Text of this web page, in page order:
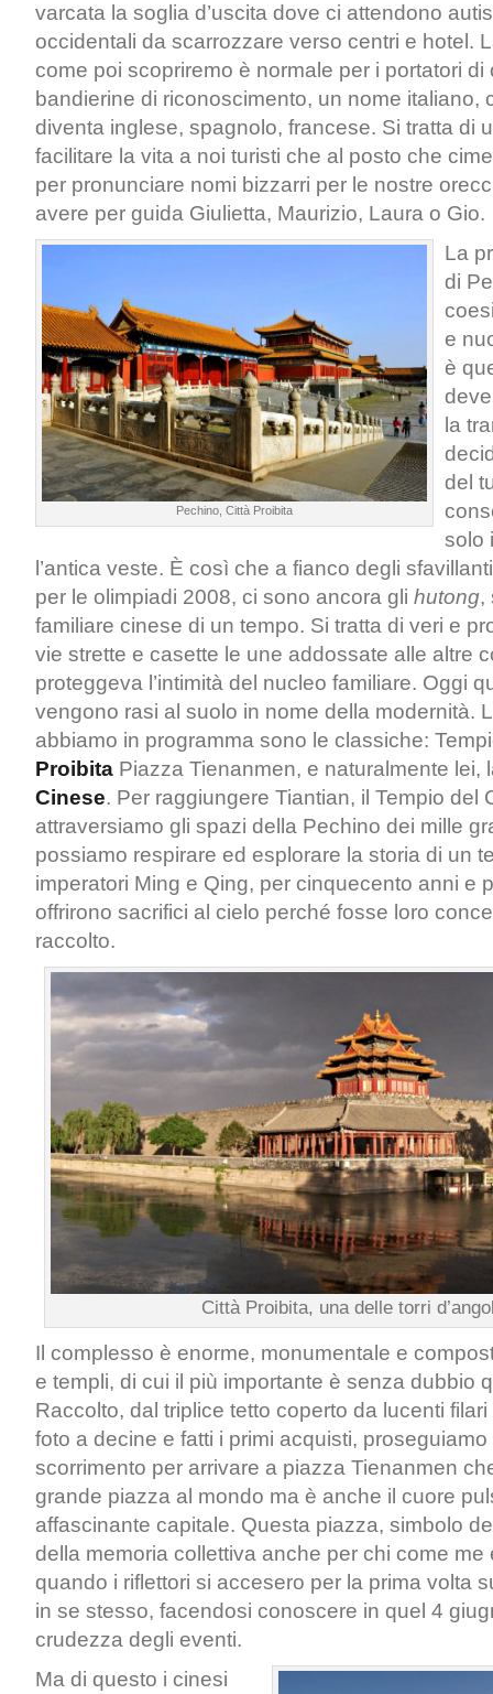
varcata la soglia d’uscita dove ci attendono
occidentali da scarrozzare verso centri e hotel.
come poi scopriremo è normale per i portatori di
bandierine di riconoscimento, un nome italiano,
diventa inglese, spagnolo, francese. Si tratta di
facilitare la vita a noi turisti che al posto che
per pronunciare nomi bizzarri per le nostre
avere per guida Giulietta, Maurizio, Laura o Gio.
Pechino, Città Proibita
La
di
e
è
la
del
solo
l’antica veste. È così che a fianco degli
per le olimpiadi 2008, ci sono ancora gli hutong,
familiare cinese di un tempo. Si tratta di veri e
vie strette e casette le une addossate alle altre
proteggeva l’intimità del nucleo familiare. Oggi
vengono rasi al suolo in nome della modernità.
abbiamo in programma sono le classiche:
Proibita Piazza Tienanmen, e naturalmente lei,
Cinese. Per raggiungere Tiantian, il Tempio del
attraversiamo gli spazi della Pechino dei mille
possiamo respirare ed esplorare la storia di un
imperatori Ming e Qing, per cinquecento anni e
offrirono sacrifici al cielo perché fosse loro
raccolto.
Città Proibita, una delle torri
Il complesso è enorme, monumentale e
e templi, di cui il più importante è senza dubbio
Raccolto, dal triplice tetto coperto da lucenti
foto a decine e fatti i primi acquisti,
scorrimento per arrivare a piazza Tienanmen
grande piazza al mondo ma è anche il cuore
affascinante capitale. Questa piazza, simbolo
della memoria collettiva anche per chi come me
quando i riflettori si accesero per la prima volta
in se stesso, facendosi conoscere in quel 4
crudezza degli eventi.
Ma di questo i cinesi